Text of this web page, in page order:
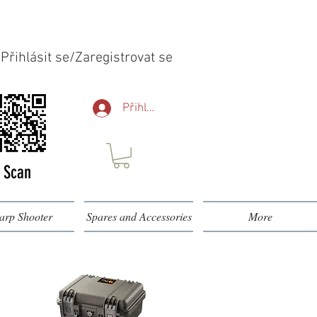
Přihlásit se/Zaregistrovat se
Scan
Přihlásit se
Shooter Spares and Accessories More